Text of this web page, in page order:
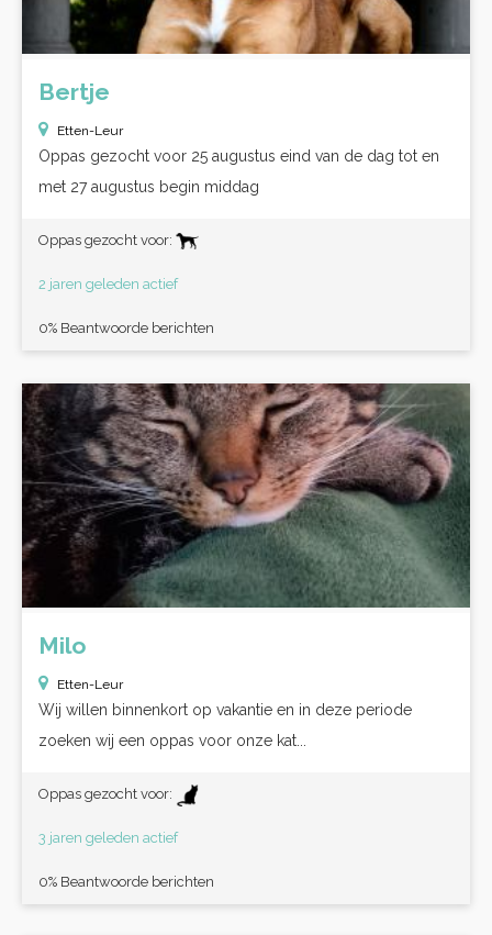
Bertje
Etten-Leur
Oppas gezocht voor 25 augustus eind van de dag tot en
met 27 augustus begin middag
Oppas gezocht voor:
2 jaren geleden actief
0% Beantwoorde berichten
Milo
Etten-Leur
Wij willen binnenkort op vakantie en in deze periode
zoeken wij een oppas voor onze kat...
Oppas gezocht voor:
3 jaren geleden actief
0% Beantwoorde berichten